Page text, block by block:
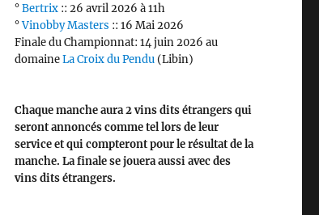
°Bertrix:: 26 avril 2026 à 11h
°Vinobby Masters :: 16 Mai 2026
Finale du Championnat: 14 juin 2026 au
domaineLa Croix du Pendu(Libin)
Chaque manche aura 2 vins dits étrangers qui
seront annoncés comme tel lors de leur
service et qui compteront pour le résultat de la
manche. La finale se jouera aussi avec des
vins dits étrangers.